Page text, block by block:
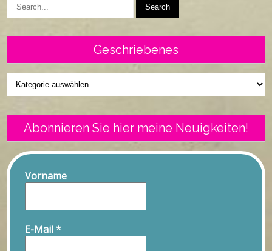
Geschriebenes
Geschriebenes
Abonnieren Sie hier meine Neuigkeiten!
Vorname
E-Mail*